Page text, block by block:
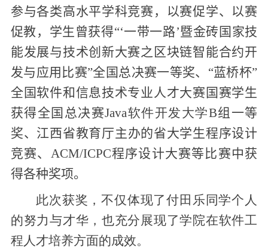
参与各类高水平学科竞赛，以赛促学、以赛
促教， 学生 曾获得“‘一带一路’暨金砖国家技
能发展与技术创新大赛之区块链智能合约开
发与应用比赛”全国总决赛一等奖、 “蓝桥杯”
全国软件和信息技术专业人才大赛国赛学生
获得全国总决赛Java软件开发大学B组一等
奖、 江西省教育厅主办的省大学生程序设计
竞赛、 ACM/ICPC程序设计大赛等比赛中获
得各种奖项。
此次获奖，不仅体现了付田乐同学个人
的努力与才华，也充分展现了学院在软件工
程人才培养方面的成效。